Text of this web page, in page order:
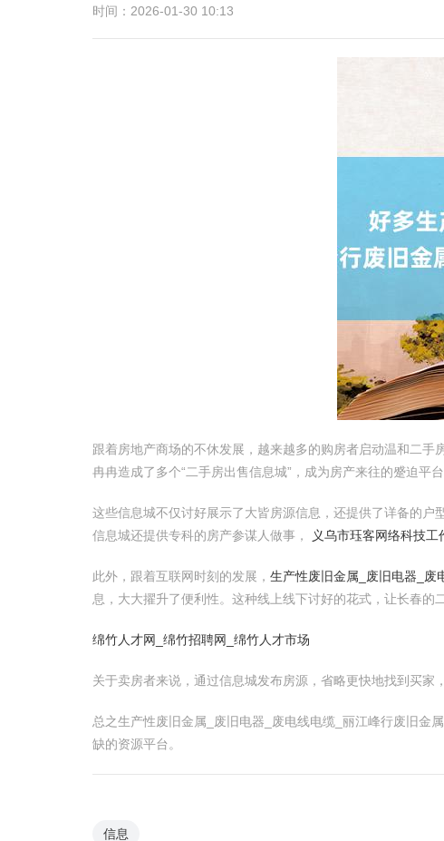
时间：2026-01-30 10:13
跟着房地产商场的不休发展，越来越多的购房者启动温和二
冉冉造成了多个“二手房出售信息城”，成为房产来往的蹙迫平台
这些信息城不仅讨好展示了大皆房源信息，还提供了详备的户
信息城还提供专科的房产参谋人做事，
义乌市珏客网络科技工
此外，跟着互联网时刻的发展， 生产性废旧金属_废旧电器_废
息，大大擢升了便利性。这种线上线下讨好的花式，让长春的
绵竹人才网_绵竹招聘网_绵竹人才市场
关于卖房者来说，通过信息城发布房源，省略更快地找到买家
总之生产性废旧金属_废旧电器_废电线电缆_丽江峰行废旧金
缺的资源平台。
信息